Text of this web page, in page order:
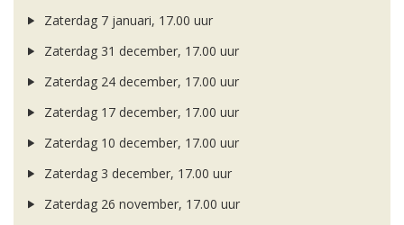
Zaterdag 7 januari, 17.00 uur
Zaterdag 31 december, 17.00 uur
Zaterdag 24 december, 17.00 uur
Zaterdag 17 december, 17.00 uur
Zaterdag 10 december, 17.00 uur
Zaterdag 3 december, 17.00 uur
Zaterdag 26 november, 17.00 uur